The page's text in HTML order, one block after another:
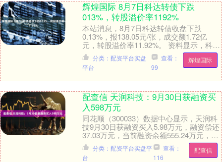
辉煌国际 8月7日科达转债下跌
013%，转股溢价率1192%
本站消息，8月7日科达转债收盘下跌
0.13%，报138.05元/张，成交额1.72亿
元，转股溢价率11.92%。 资料显示，科达
转债信用级别为“A-”，债券期限....
辉煌国际
分类：配资平台实盘
平台
查看：
99
配查信 天润科技：9月30日获融资买
入598万元
同花顺（300033）数据中心显示，天润科
技9月30日获融资买入5.98万元，融资偿还
37.03万元，当前融资余额555.24万元，占
流通市值的0.60%。 该....
配查信
分类：配资平台实盘平
台
查看：
116